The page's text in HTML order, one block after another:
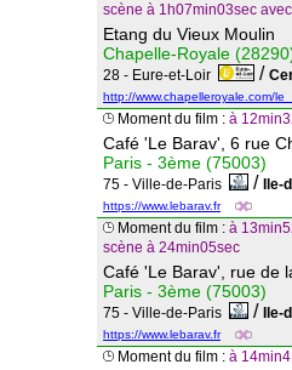
scène à 1h07min03sec
Etang du Vieux Moulin
Chapelle-Royale
28 - Eure-et-Loir /
http://www.chapelleroyale.com/
Moment du film : à
Café 'Le Barav', 6 rue
Paris - 3ème (75003)
75 - Ville-de-Paris /
https://www.lebarav.fr
Moment du film : à
scène à 24min05sec
Café 'Le Barav', rue de
Paris - 3ème (75003)
75 - Ville-de-Paris /
https://www.lebarav.fr
Moment du film : à